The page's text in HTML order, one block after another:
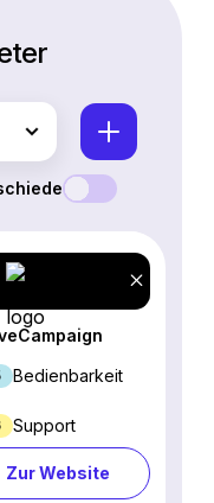
Bedienbarkeit
Support
Zur Website